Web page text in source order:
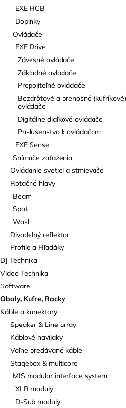
EXE HCB
Doplnky
Ovládače
EXE Drive
Závesné ovládače
Základné ovladače
Prepojiteľné ovládače
Bezdrôtové a prenosné (kufríkové)
ovládače
Digitálne diaľkové ovládače
Príslušenstvo k ovládačom
EXE Sense
Snímače zaťaženia
Ovládanie svetiel a stmievače
Rotačné hlavy
Beam
Spot
Wash
Divadelný reflektor
Profile a Hľadáky
DJ Technika
Video Technika
Software
Obaly, Kufre, Racky
Káble a konektory
Speaker & Line array
Káblové navijaky
Voľne predávané káble
Stagebox & multicore
MIS modular interface system
XLR moduly
D-Sub moduly